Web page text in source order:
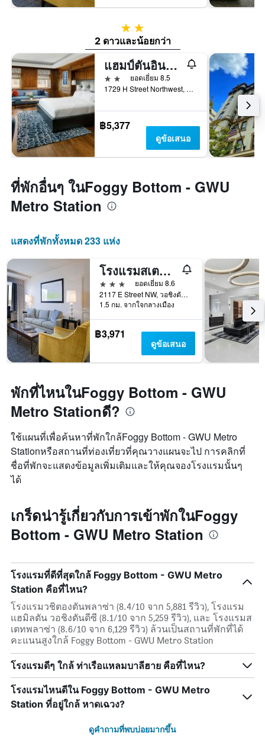
2 ดาว
2 ดาวและน้อยกว่า
แฮมป์ตันอินน์ วอชิงตันดีซี/ทำเนียบขาว
2 ดาว
ยอดเยี่ยม 8.5
1729 H Street Northwest, วอชิงตัน, DC, สหรัฐอเมริกา
฿5,377
ดูข้อเสนอ
ที่พักอื่นๆ ในFoggy Bottom - GWU
Metro Station
แสดงที่พักทั้งหมด 233 แห่ง
โรงแรมสเตทพลาซ่า
3 ดาว
ยอดเยี่ยม 8.6
2117 E Street NW, วอชิงตัน, DC, สหรัฐอเมริกา
1.5 กม. จากใจกลางเมือง
฿3,971
ดูข้อเสนอ
พักที่ไหนในFoggy Bottom - GWU
Metro Stationดี?
ใช้แผนที่เพื่อค้นหาที่พักใกล้Foggy Bottom - GWU Metro
Stationหรือสถานที่ท่องเที่ยวที่คุณวางแผนจะไป การคลิกที่
ชื่อที่พักจะแสดงข้อมูลเพิ่มเติมและให้คุณจองโรงแรมนั้นๆ
ได้
เกร็ดน่ารู้เกี่ยวกับการเข้าพักในFoggy
Bottom - GWU Metro Station
โรงแรมที่ดีที่สุดใกล้ Foggy Bottom - GWU Metro
Station คือที่ไหน?
โรงแรมวชิตองตันพลาซ่า (8.4/10 จาก 5,881 รีวิว), โรงแรม
แฮมิลตัน วอชิงตันดีซี (8.1/10 จาก 5,259 รีวิว), และ โรงแรมส
เตทพลาซ่า (8.6/10 จาก 6,129 รีวิว) ล้วนเป็นสถานที่พักที่ได้
คะแนนสูงใกล้ Foggy Bottom - GWU Metro Station
โรงแรมดีๆ ใกล้ ท่าเรือแหลมบาลีฮาย คือที่ไหน?
โรงแรมไหนดีใน Foggy Bottom - GWU Metro
Station ที่อยู่ใกล้ หาดเฉวง?
ดูคำถามที่พบบ่อยมากขึ้น